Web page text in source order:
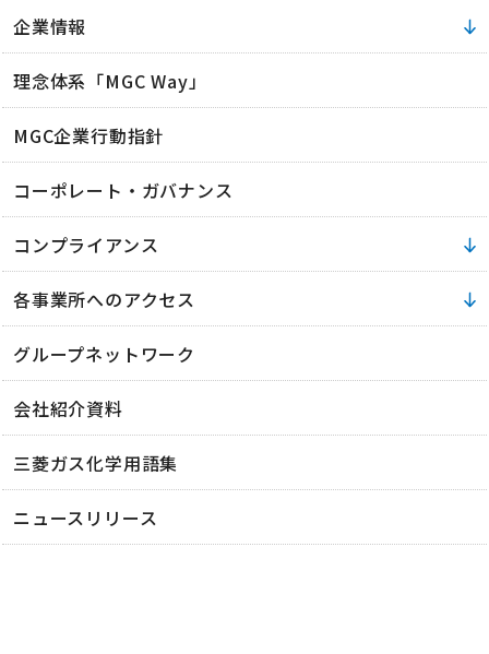
企業情報
理念体系「MGC Way」
MGC企業行動指針
コーポレート・ガバナンス
コンプライアンス
各事業所へのアクセス
グループネットワーク
会社紹介資料
三菱ガス化学用語集
ニュースリリース